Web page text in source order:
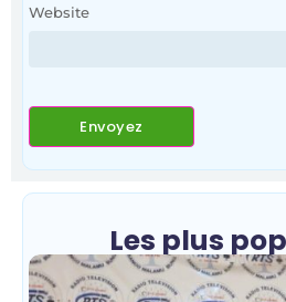
Website
Les plus